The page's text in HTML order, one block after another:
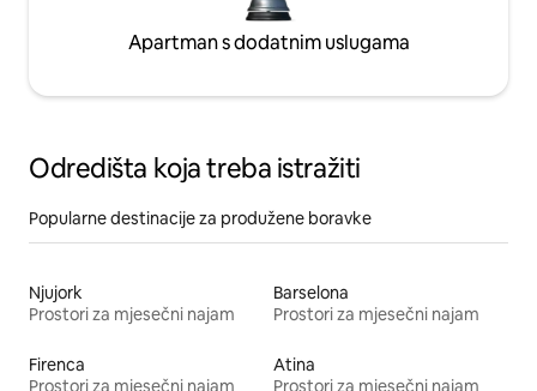
Apartman s dodatnim uslugama
Odredišta koja treba istražiti
Popularne destinacije za produžene boravke
Njujork
Prostori za mjesečni najam
Barselona
Prostori za mjesečni najam
Firenca
Prostori za mjesečni najam
Atina
Prostori za mjesečni najam